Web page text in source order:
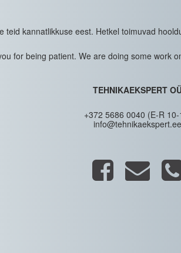
teid kannatlikkuse eest. Hetkel toimuvad
for being patient. We are doing some work
TEHNIKAEKSPERT
+372 5686 0040 (E-R
info@tehnikaekspert.ee